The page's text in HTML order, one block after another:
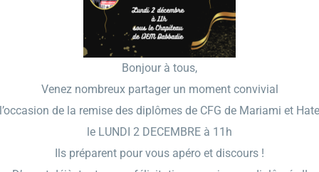
Bonjour à tous,
Venez nombreux partager un moment convivial
de la remise des diplômes de CFG de Mariami et
le LUNDI 2 DECEMBRE à 11h
Ils préparent pour vous apéro et discours !